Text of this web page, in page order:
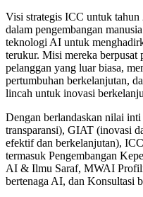
Visi strategis ICC untuk
dalam pengembangan
teknologi AI untuk
terukur. Misi mereka berpusat
pelanggan yang luar biasa,
pertumbuhan berkelanjutan,
lincah untuk inovasi
Dengan berlandaskan nilai
transparansi), GIAT (inovasi
efektif dan berkelanjutan),
termasuk Pengembangan
AI & Ilmu Saraf, MWAI
bertenaga AI, dan Konsultasi